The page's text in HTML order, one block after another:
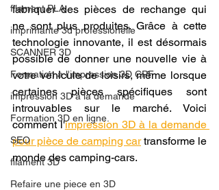
filament PLA
imprimante 3d professionelle
SCANNER 3D
Formation à l'impression 3D CPF
impression 3D à la demande
Formation 3D en ligne.
SEO
filament 3D
Refaire une piece en 3D
fabriquer des pièces de rechange qui
ne sont plus produites. Grâce à cette
technologie innovante, il est désormais
possible de donner une nouvelle vie à
votre véhicule de loisirs, même lorsque
certaines pièces spécifiques sont
introuvables sur le marché. Voici
comment l'impression 3D à la demande
pour pièce de camping car transforme le
monde des camping-cars.